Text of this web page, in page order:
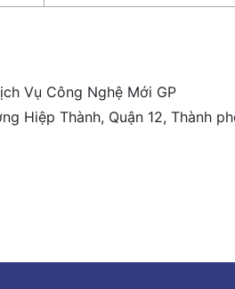
Vụ Công Nghệ Mới GP
Hiệp Thành, Quận 12, Thành